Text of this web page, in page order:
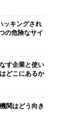
ッキングされ
の危険なサイ
す企業と使い
どこにあるか
関はどう向き